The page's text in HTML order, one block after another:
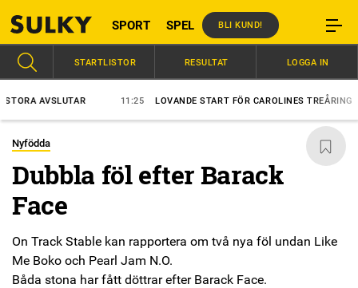
SPORT SPEL BLI KUND!
AVSLUTAR 11:25 LOVANDE START FÖR CAROLINES TREÅRING
STARTLISTOR RESULTAT LOGGA IN
Nyfödda
Dubbla föl efter Barack
Face
On Track Stable kan rapportera om två nya föl undan Like
Me Boko och Pearl Jam N.O.
Båda stona har fått döttrar efter Barack Face.